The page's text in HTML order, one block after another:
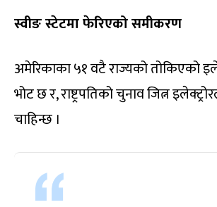
स्वीङ स्टेटमा फेरिएको समीकरण
अमेरिकाका ५१ वटै राज्यको तोकिएको
भोट छ र, राष्ट्रपतिको चुनाव जित्न
चाहिन्छ ।